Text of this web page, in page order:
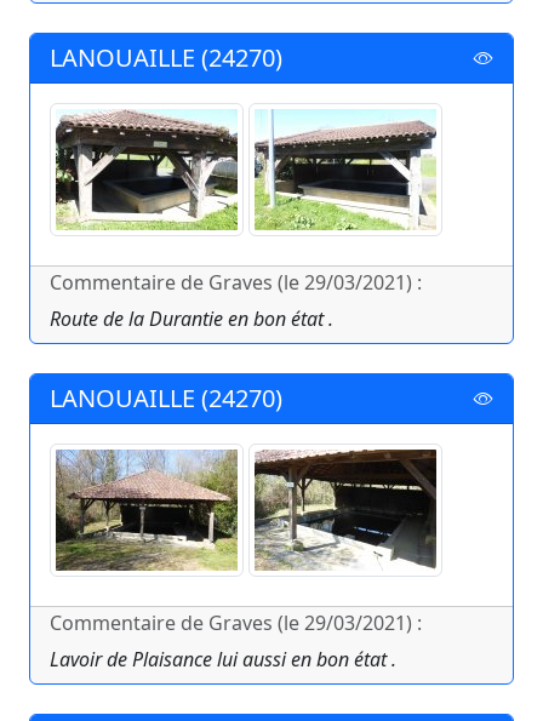
LANOUAILLE (24270)
Commentaire de Graves (le 29/03/2021) :
Route de la Durantie en bon état .
LANOUAILLE (24270)
Commentaire de Graves (le 29/03/2021) :
Lavoir de Plaisance lui aussi en bon état .